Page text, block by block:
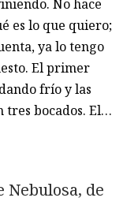
No hace
es lo que quiero;
ya lo tengo
El primer
frío y las
tres bocados. El…
Nebulosa, de